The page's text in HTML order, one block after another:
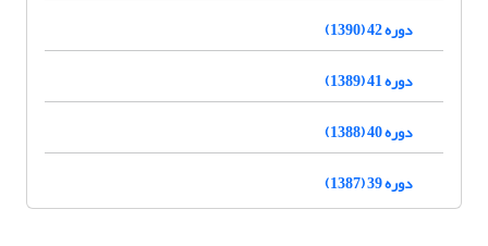
دوره 42 (1390)
دوره 41 (1389)
دوره 40 (1388)
دوره 39 (1387)